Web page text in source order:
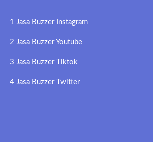
1 Jasa Buzzer Instagram
2 Jasa Buzzer Youtube
3 Jasa Buzzer Tiktok
4 Jasa Buzzer Twitter